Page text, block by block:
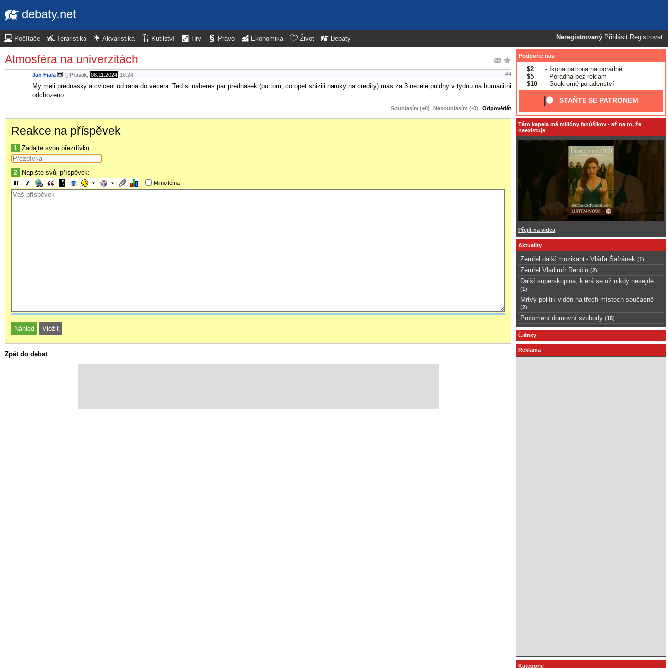
debaty.net
Neregistrovaný Přihlásit Registrovat
Počítače Teraristika Akvaristika Kutilství Hry Právo Ekonomika Život Debaty
Atmosféra na univerzitách
Jan Fiala @Prasak 08.11.2024 18:24 #4
My meli prednasky a cviceni od rana do vecera. Ted si naberes par prednasek (po tom, co opet snizili naroky na credity) mas za 3 necele puldny v tydnu na humanitni
odchozeno.
Souhlasím (+0) Nesouhlasím (-0) Odpovědět
Reakce na příspěvek
1 Zadajte svou přezdívku:
2 Napište svůj příspěvek:
Mimo téma
Zpět do debat
Podpořte nás
$2
- Ikona patrona na poradně
$5
- Poradna bez reklam
$10
- Soukromé poradenství
STAŇTE SE PATRONEM
Táto kapela má milióny fanúšikov - až na to, že
neexistuje
Přejít na videa
Aktuality
Zemřel další muzikant - Vláďa Šafránek (1 )
Zemřel Vladimír Renčín (2)
Další superskupina, která se už nikdy nesejde...
(1 )
Mrtvý politik viděn na třech místech současně
(2)
Prolomení domovní svobody (15)
Články
Reklama
Kategorie